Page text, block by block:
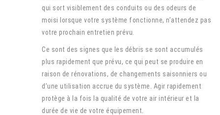
qui sort visiblement des conduits ou des odeurs de
moisi lorsque votre système fonctionne, n’attendez pas
votre prochain entretien prévu.
Ce sont des signes que les débris se sont accumulés
plus rapidement que prévu, ce qui peut se produire en
raison de rénovations, de changements saisonniers ou
d’une utilisation accrue du système. Agir rapidement
protège à la fois la qualité de votre air intérieur et la
durée de vie de votre équipement.